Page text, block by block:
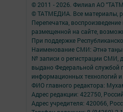
© 2011 - 2026. Филиал АО
© ТАТМЕДИА. Все материалы,
Перепечатка,
размещенной на сайте,
При поддержке
Наименование СМИ: Әтнә таңы
№ записи о регистрации СМИ,
выдано Федеральной службой
информационных технологий
ФИО главного редактора:
Адрес редакции: 422750,
Адрес учредителя: 420066,